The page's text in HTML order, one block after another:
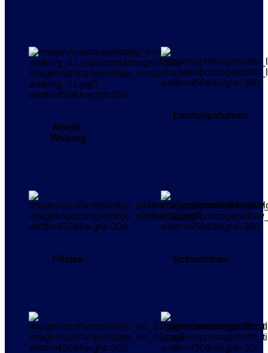
Nordic
Walking
Leistungsturnen
Pilates Schwimmen